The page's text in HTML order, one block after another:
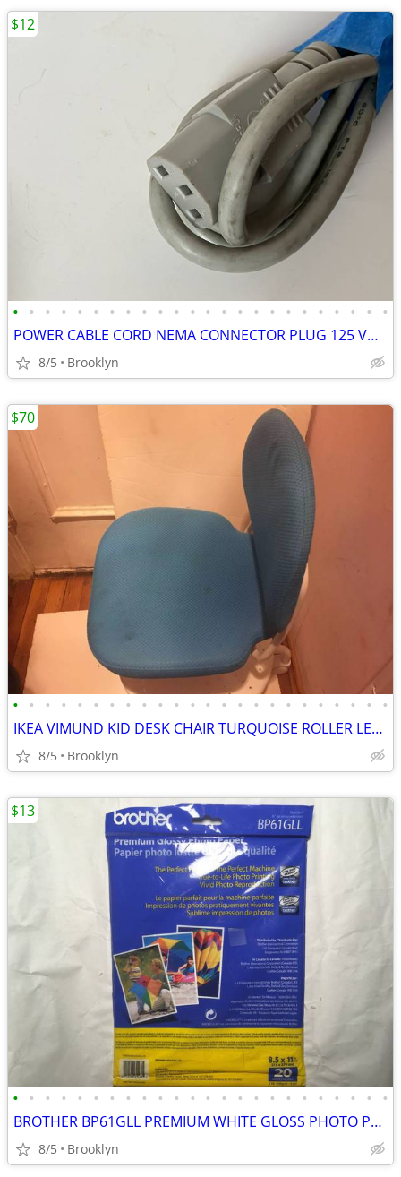
• • • • • • • • • • • • • • • • • • • • • • • •
POWER CABLE CORD NEMA CONNECTOR PLUG 125 VOLT PVC INSULATION 5FT BLACK
8/5 Brooklyn
$12
• • • • • • • • • • • • • • • • • • • • • • • •
IKEA VIMUND KID DESK CHAIR TURQUOISE ROLLER LEG STAND SAFETY ADJUSTABL
8/5 Brooklyn
$70
• • • • • • • • • • • • • • • • • • • • • • • •
BROTHER BP61GLL PREMIUM WHITE GLOSS PHOTO PAPER 20 PCS 8.5x11" 51LB IN
8/5 Brooklyn
$13